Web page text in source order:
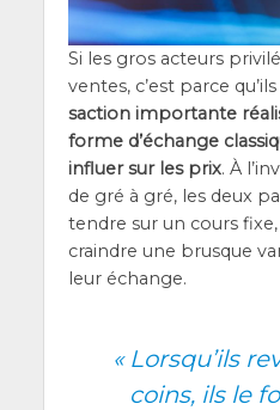
Si les gros acteurs
ventes, c’est parce
sac­tion impor­tante
forme d’é­change
influer sur les prix. À
de gré à gré, les deux
tendre sur un cours
craindre une brusque
leur échange.
«Lors­qu’ils
coins, ils le